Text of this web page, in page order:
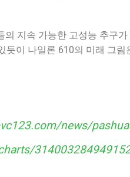
지속 가능한 고성능 추구
이 나일론 610의 미래 그림
news/